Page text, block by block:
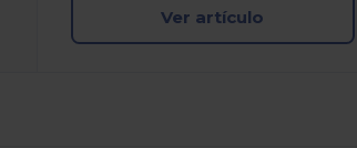
Ver artículo